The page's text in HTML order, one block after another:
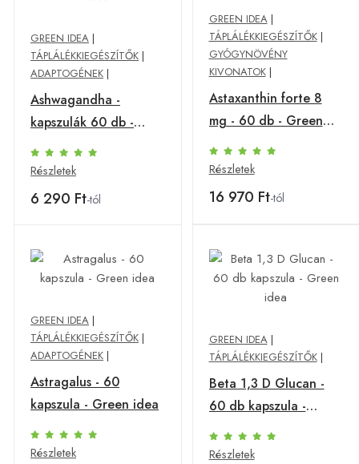
GREEN IDEA |
TÁPLÁLÉKKIEGÉSZÍTŐK |
ADAPTOGÉNEK |
Ashwagandha -
kapszulák 60 db -
Green idea
Részletek
6 290 Ft-tól
GREEN IDEA|
TÁPLÁLÉKKIEGÉSZÍTŐK|
GYÓGYNÖVÉNY
KIVONATOK|
Astaxanthin forte 8
mg - 60 db - Green
idea
Részletek
16 970 Ft-tól
GREEN IDEA |
TÁPLÁLÉKKIEGÉSZÍTŐK |
ADAPTOGÉNEK |
Astragalus - 60
kapszula - Green idea
Részletek
GREEN IDEA|
TÁPLÁLÉKKIEGÉSZÍTŐK|
Beta 1,3 D Glucan -
60 db kapszula -
Green idea
Részletek